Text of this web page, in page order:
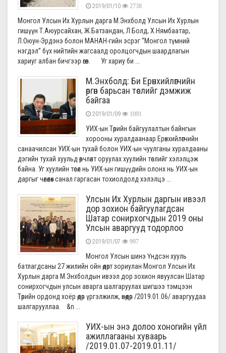
2019/01/10 2738
Монгол Улсын Их Хурлын дарга М.Энхболд Улсын Их Хурлын
гишүүн Т.Аюурсайхан, Ж.Батзандан, Л.Болд, Х.Нямбаатар,
Л.Оюун-Эрдэнэ болон МАНАН-гийн эсрэг “Монгол түмний
нэгдэл” бүх нийтийн жагсаалд оролцогчдын шаардлагын
хариуг албан бичгээр өгөв. Уг хариу би ...
М.Энхболд: Би Ерөнхийлөгчийн
өргөн барьсан төслийг дэмжиж
байгаа
2019/01/09 1091
УИХ-ын Төрийн байгуулалтын байнгын
хорооны хуралдаанаар Ерөнхийлөгчийн
санаачилсан УИХ-ын тухай болон УИХ-ын чуулганы хуралдааны
дэгийн тухай хуульд өөрчлөлт оруулах хуулийн төслийг хэлэлцэж
байна. Уг хуулийн төсөл нь УИХ-ын гишүүдийн олонх нь УИХ-ын
даргыг чөлөөлөх санал гаргасан тохиолдолд хэлэлцэ ...
Улсын Их Хурлын даргын ивээл
дор зохион байгуулагдсан
Шатар сонирхогчдын 2019 оны
Улсын аваргууд тодорлоо
2019/01/07 997
Монгол Улсын шинэ Үндсэн хууль
батлагдсаны 27 жилийн ойн өдөрт зориулан Монгол Улсын Их
Хурлын дарга М.Энхболдын ивээл дор зохион явуулсан Шатар
сонирхогчдын улсын аварга шалгаруулах шигшээ тэмцээн
Төрийн ордонд хоёр өдөр үргэлжилж, өнөөдөр /2019.01.06/ аваргуудаа
шалгарууллаа. &n ...
УИХ-ын энэ долоо хоногийн үйл
ажиллагааны хуваарь
/2019.01.07-2019.01.11/